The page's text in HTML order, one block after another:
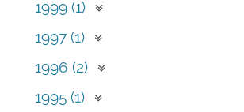
1999 (1)
September (1)
1997 (1)
Mei (1)
1996 (2)
April (2)
1995 (1)